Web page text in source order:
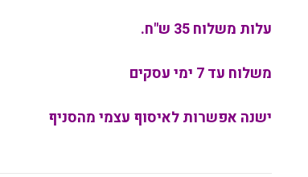
עלות משלוח 35 ש"ח.
משלוח עד 7 ימי עסקים
ישנה אפשרות לאיסוף עצמי מהסניף